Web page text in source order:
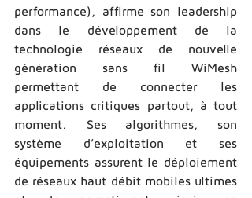
performance), affirme son leadership
dans le développement de la
technologie réseaux de nouvelle
génération sans fil WiMesh
permettant de connecter les
applications critiques partout, à tout
moment. Ses algorithmes, son
système d’exploitation et ses
équipements assurent le déploiement
de réseaux haut débit mobiles ultimes